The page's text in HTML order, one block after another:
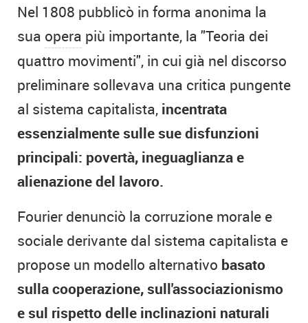
Nel 1808 pubblicò in forma anonima la
sua opera più importante, la "Teoria dei
quattro movimenti", in cui già nel discorso
preliminare sollevava una critica pungente
al sistema capitalista, incentrata
essenzialmente sulle sue disfunzioni
principali: povertà, ineguaglianza e
alienazione del lavoro.
Fourier denunciò la corruzione morale e
sociale derivante dal sistema capitalista e
propose un modello alternativo basato
sulla cooperazione, sull'associazionismo
e sul rispetto delle inclinazioni naturali